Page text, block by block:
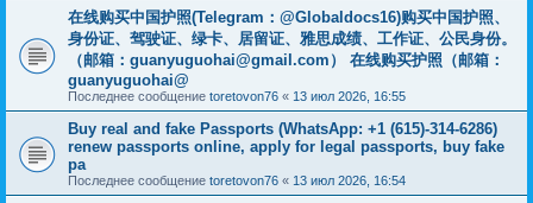
在线购买中国护照(Telegram：@Globaldocs16)购买中国护照、
身份证、驾驶证、绿卡、居留证、雅思成绩、工作证、公民身份。
（邮箱： guanyuguohai@gmail.com ） 在线购买护照（邮箱：
guanyuguohai@
Последнее сообщение toretovon76 « 13 июл 2026, 16:55
Buy real and fake Passports (WhatsApp: +1 (615)-314-6286)
renew passports online, apply for legal passports, buy fake
pa
Последнее сообщение toretovon76 « 13 июл 2026, 16:54